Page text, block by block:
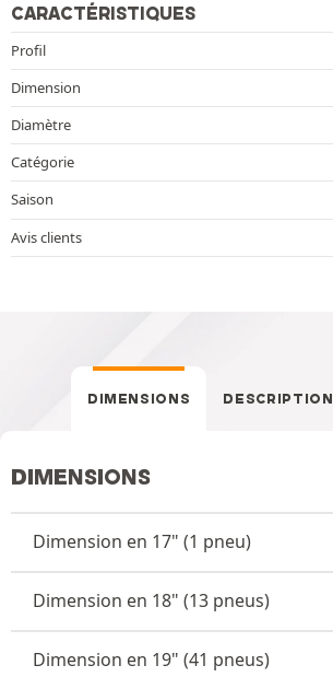
CARACTÉRISTIQUES
Profil
Dimension
Diamètre
Catégorie
Saison
Avis clients
DIMENSIONS DESCRIPTION
DIMENSIONS
Dimension en 17" (1 pneu)
Dimension en 18" (13 pneus)
Dimension en 19" (41 pneus)